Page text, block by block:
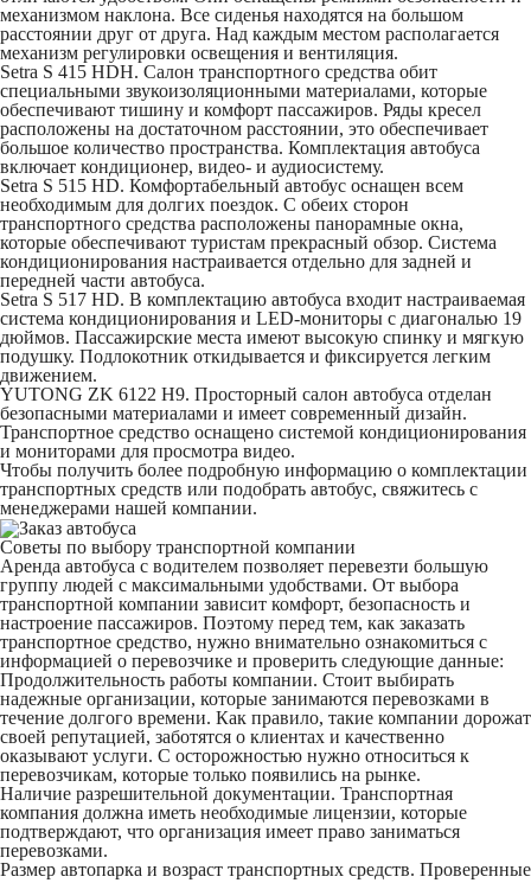
механизмом наклона. Все сиденья находятся на большом
расстоянии друг от друга. Над каждым местом располагается
механизм регулировки освещения и вентиляция.
Setra S 415 HDH. Салон транспортного средства обит
специальными звукоизоляционными материалами, которые
обеспечивают тишину и комфорт пассажиров. Ряды кресел
расположены на достаточном расстоянии, это обеспечивает
большое количество пространства. Комплектация автобуса
включает кондиционер, видео- и аудиосистему.
Setra S 515 HD. Комфортабельный автобус оснащен всем
необходимым для долгих поездок. С обеих сторон
транспортного средства расположены панорамные окна,
которые обеспечивают туристам прекрасный обзор. Система
кондиционирования настраивается отдельно для задней и
передней части автобуса.
Setra S 517 HD. В комплектацию автобуса входит настраиваемая
система кондиционирования и LED-мониторы с диагональю 19
дюймов. Пассажирские места имеют высокую спинку и мягкую
подушку. Подлокотник откидывается и фиксируется легким
движением.
YUTONG ZK 6122 H9. Просторный салон автобуса отделан
безопасными материалами и имеет современный дизайн.
Транспортное средство оснащено системой кондиционирования
и мониторами для просмотра видео.
Чтобы получить более подробную информацию о комплектации
транспортных средств или подобрать автобус, свяжитесь с
менеджерами нашей компании.
Советы по выбору транспортной компании
Аренда автобуса с водителем позволяет перевезти большую
группу людей с максимальными удобствами. От выбора
транспортной компании зависит комфорт, безопасность и
настроение пассажиров. Поэтому перед тем, как заказать
транспортное средство, нужно внимательно ознакомиться с
информацией о перевозчике и проверить следующие данные:
Продолжительность работы компании. Стоит выбирать
надежные организации, которые занимаются перевозками в
течение долгого времени. Как правило, такие компании дорожат
своей репутацией, заботятся о клиентах и качественно
оказывают услуги. С осторожностью нужно относиться к
перевозчикам, которые только появились на рынке.
Наличие разрешительной документации. Транспортная
компания должна иметь необходимые лицензии, которые
подтверждают, что организация имеет право заниматься
перевозками.
Размер автопарка и возраст транспортных средств. Проверенные